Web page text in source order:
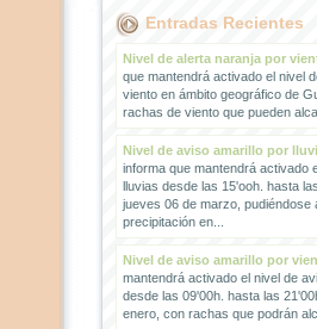
Entradas Recientes
Nivel de alerta naranja por
que mantendrá activado el nivel
viento en ámbito geográfico de
rachas de viento que pueden
Nivel de aviso amarillo por
informa que mantendrá activado
lluvias desde las 15'ooh. hasta
jueves 06 de marzo, pudiéndose
precipitación en...
Nivel de aviso amarillo por
mantendrá activado el nivel de
desde las 09'00h. hasta las
enero, con rachas que podrán